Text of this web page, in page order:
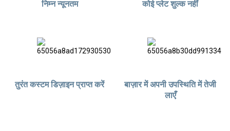
निम्न न्यूनतम कोई प्लेट शुल्क नहीं
तुरंत कस्टम डिज़ाइन प्राप्त करें
बाज़ार में अपनी उपस्थिति में तेजी
लाएँ